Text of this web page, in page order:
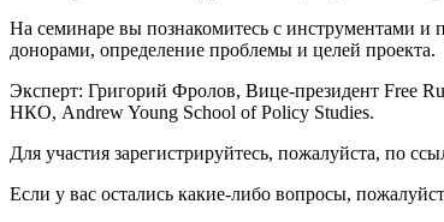
На семинаре вы познакомитесь с инструментами и
донорами, определение проблемы и целей проекта.
Эксперт: Григорий Фролов, Вице-президент Free
НКО, Andrew Young School of Policy Studies.
Для участия зарегистрируйтесь, пожалуйста, по
Если у вас остались какие-либо вопросы,